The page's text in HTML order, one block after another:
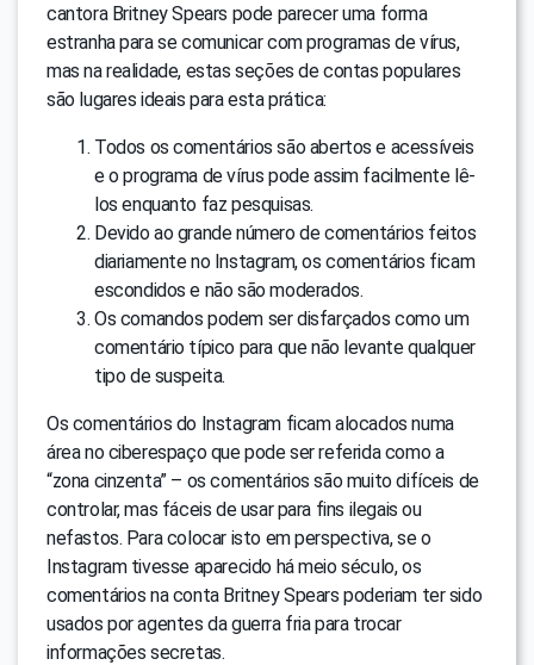
cantora Britney Spears pode parecer uma forma
estranha para se comunicar com programas de vírus,
mas na realidade, estas seções de contas populares
são lugares ideais para esta prática:
Todos os comentários são abertos e acessíveis
e o programa de vírus pode assim facilmente lê-
los enquanto faz pesquisas.
Devido ao grande número de comentários feitos
diariamente no Instagram, os comentários ficam
escondidos e não são moderados.
Os comandos podem ser disfarçados como um
comentário típico para que não levante qualquer
tipo de suspeita.
Os comentários do Instagram ficam alocados numa
área no ciberespaço que pode ser referida como a
“zona cinzenta” – os comentários são muito difíceis de
controlar, mas fáceis de usar para fins ilegais ou
nefastos. Para colocar isto em perspectiva, se o
Instagram tivesse aparecido há meio século, os
comentários na conta Britney Spears poderiam ter sido
usados por agentes da guerra fria para trocar
informações secretas.